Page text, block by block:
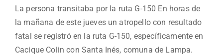
La persona transitaba por la ruta G-150 En horas de
la mañana de este jueves un atropello con resultado
fatal se registró en la ruta G-150, específicamente en
Cacique Colin con Santa Inés, comuna de Lampa.